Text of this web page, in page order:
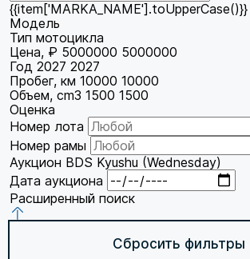
{{item['MARKA_NAME'].toUpperCase()}}
Модель
Тип мотоцикла
Цена, ₽ 5000000 5000000
Год 2027 2027
Пробег, км 10000 10000
Объем, cm3 1500 1500
Оценка
Номер лота
Номер рамы
Аукцион BDS Kyushu (Wednesday)
Дата аукциона
Расширенный поиск
Сбросить фильтры